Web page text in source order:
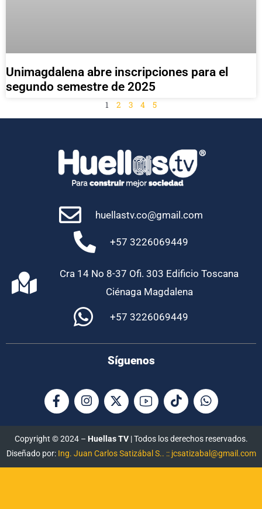
Unimagdalena abre inscripciones para el
segundo semestre de 2025
1 2 3 4 5
huellastv.co@gmail.com
+57 3226069449
Cra 14 No 8-37 Ofi. 303 Edificio Toscana
Ciénaga Magdalena
+57 3226069449
Síguenos
Copyright © 2024 – Huellas TV| Todos los derechos reservados.
Diseñado por: Ing. Juan Carlos Satizábal S.. :: jcsatizabal@gmail.com